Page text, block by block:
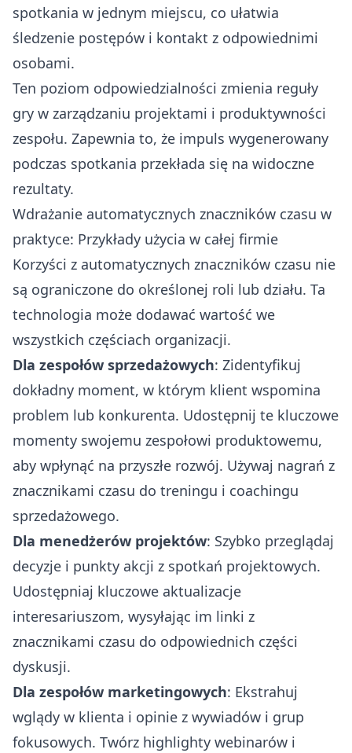
spotkania w jednym miejscu, co ułatwia
śledzenie postępów i kontakt z odpowiednimi
osobami.
Ten poziom odpowiedzialności zmienia reguły
gry w zarządzaniu projektami i produktywności
zespołu. Zapewnia to, że impuls wygenerowany
podczas spotkania przekłada się na widoczne
rezultaty.
Wdrażanie automatycznych znaczników czasu w
praktyce: Przykłady użycia w całej firmie
Korzyści z automatycznych znaczników czasu nie
są ograniczone do określonej roli lub działu. Ta
technologia może dodawać wartość we
wszystkich częściach organizacji.
Dla zespołów sprzedażowych: Zidentyfikuj
dokładny moment, w którym klient wspomina
problem lub konkurenta. Udostępnij te kluczowe
momenty swojemu zespołowi produktowemu,
aby wpłynąć na przyszłe rozwój. Używaj nagrań z
znacznikami czasu do treningu i coachingu
sprzedażowego.
Dla menedżerów projektów: Szybko przeglądaj
decyzje i punkty akcji z spotkań projektowych.
Udostępniaj kluczowe aktualizacje
interesariuszom, wysyłając im linki z
znacznikami czasu do odpowiednich części
dyskusji.
Dla zespołów marketingowych: Ekstrahuj
wglądy w klienta i opinie z wywiadów i grup
fokusowych. Twórz highlighty webinarów i